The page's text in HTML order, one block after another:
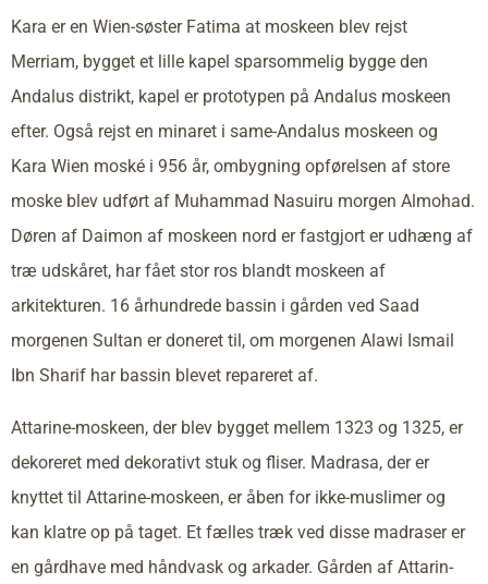
Kara er en Wien-søster Fatima at moskeen blev rejst
Merriam, bygget et lille kapel sparsommelig bygge den
Andalus distrikt, kapel er prototypen på Andalus moskeen
efter. Også rejst en minaret i same-Andalus moskeen og
Kara Wien moské i 956 år, ombygning opførelsen af store
moske blev udført af Muhammad Nasuiru morgen Almohad.
Døren af Daimon af moskeen nord er fastgjort er udhæng af
træ udskåret, har fået stor ros blandt moskeen af
arkitekturen. 16 århundrede bassin i gården ved Saad
morgenen Sultan er doneret til, om morgenen Alawi Ismail
Ibn Sharif har bassin blevet repareret af.
Attarine-moskeen, der blev bygget mellem 1323 og 1325, er
dekoreret med dekorativt stuk og fliser. Madrasa, der er
knyttet til Attarine-moskeen, er åben for ikke-muslimer og
kan klatre op på taget. Et fælles træk ved disse madraser er
en gårdhave med håndvask og arkader. Gården af Attarin-